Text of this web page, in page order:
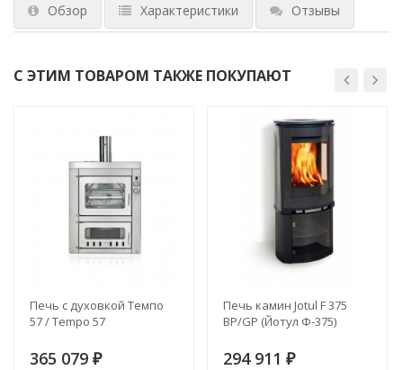
Обзор Характеристики Отзывы
С ЭТИМ ТОВАРОМ ТАКЖЕ ПОКУПАЮТ
Печь с духовкой Темпо
57 / Tempo 57
365 079 ₽
Печь камин Jotul F 375
BP/GP (Йотул Ф-375)
294 911 ₽